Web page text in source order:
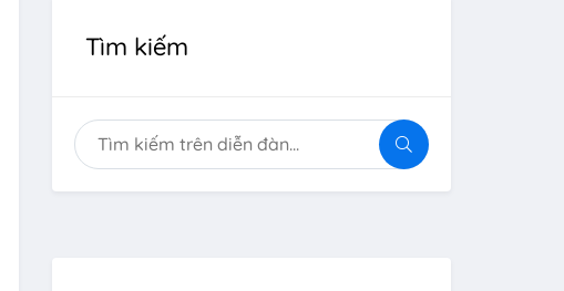
Tìm kiếm